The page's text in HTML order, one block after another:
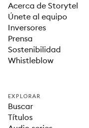
Acerca de Storytel
Únete al equipo
Inversores
Prensa
Sostenibilidad
Whistleblow
EXPLORAR
Buscar
Títulos